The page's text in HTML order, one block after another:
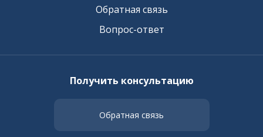
Обратная связь
Вопрос-ответ
Получить консультацию
Обратная связь